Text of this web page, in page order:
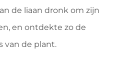
de liaan dronk om zijn
en ontdekte zo de
van de plant.